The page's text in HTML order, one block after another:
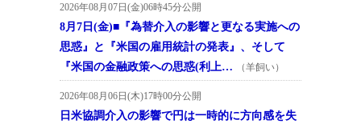
2026年08月07日(金)06時45分公開
8月7日(金)■『為替介入の影響と更なる実施への
思惑』と『米国の雇用統計の発表』、そして
『米国の金融政策への思惑(利上…
（羊飼い）
2026年08月06日(木)17時00分公開
日米協調介入の影響で円は一時的に方向感を失